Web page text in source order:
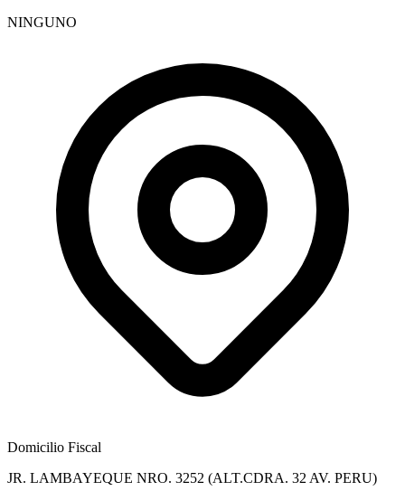
NINGUNO
Domicilio Fiscal
JR. LAMBAYEQUE NRO. 3252 (ALT.CDRA. 32 AV. PERU)